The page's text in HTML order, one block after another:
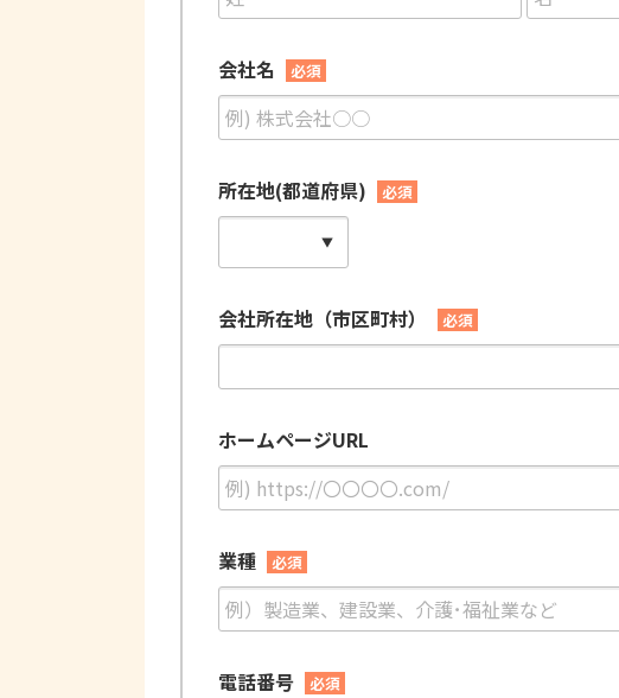
会社名 必須
所在地(都道府県) 必須
会社所在地（市区町村） 必須
ホームページURL
業種 必須
電話番号 必須